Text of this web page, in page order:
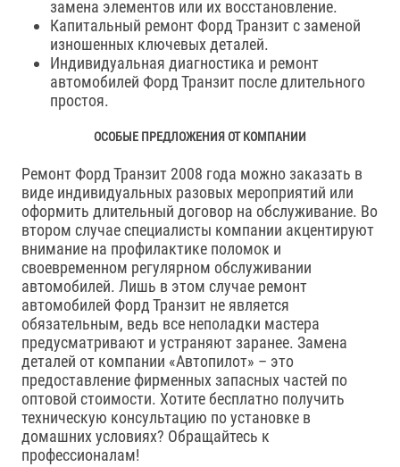
замена элементов или их восстановление.
Капитальный ремонт Форд Транзит с заменой
изношенных ключевых деталей.
Индивидуальная диагностика и ремонт
автомобилей Форд Транзит после длительного
простоя.
ОСОБЫЕ ПРЕДЛОЖЕНИЯ ОТ КОМПАНИИ
Ремонт Форд Транзит 2008 года можно заказать в
виде индивидуальных разовых мероприятий или
оформить длительный договор на обслуживание. Во
втором случае специалисты компании акцентируют
внимание на профилактике поломок и
своевременном регулярном обслуживании
автомобилей. Лишь в этом случае ремонт
автомобилей Форд Транзит не является
обязательным, ведь все неполадки мастера
предусматривают и устраняют заранее. Замена
деталей от компании «Автопилот» – это
предоставление фирменных запасных частей по
оптовой стоимости. Хотите бесплатно получить
техническую консультацию по установке в
домашних условиях? Обращайтесь к
профессионалам!